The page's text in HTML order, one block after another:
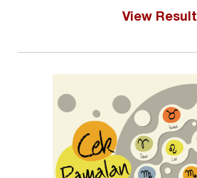
View Result